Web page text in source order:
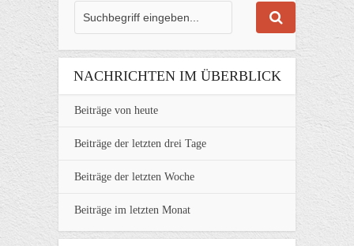
NACHRICHTEN IM ÜBERBLICK
Beiträge von heute
Beiträge der letzten drei Tage
Beiträge der letzten Woche
Beiträge im letzten Monat